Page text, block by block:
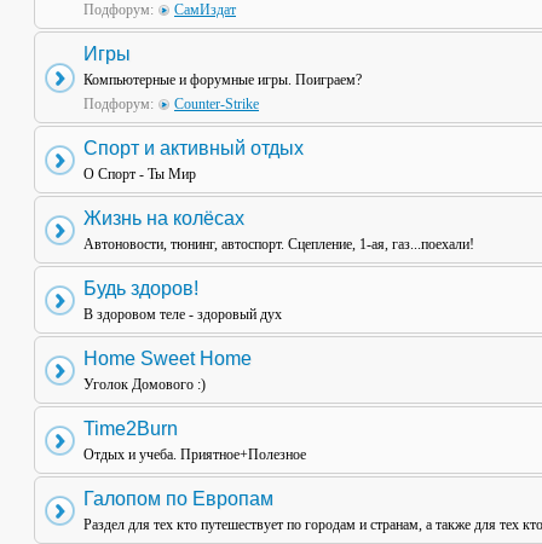
Подфорум:
СамИздат
Игры
Компьютерные и форумные игры. Поиграем?
Подфорум:
Counter-Strike
Спорт и активный отдых
О Спорт - Ты Мир
Жизнь на колёсах
Автоновости, тюнинг, автоспорт. Сцепление, 1-ая, газ...поехали!
Будь здоров!
В здоровом теле - здоровый дух
Home Sweet Home
Уголок Домового :)
Time2Burn
Отдых и учеба. Приятное+Полезное
Галопом по Европам
Раздел для тех кто путешествует по городам и странам, а также для тех